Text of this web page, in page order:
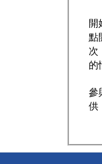
開
點
次
的
參
供